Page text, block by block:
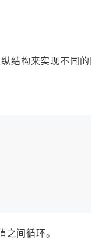
结构来实现不同的
间循环。